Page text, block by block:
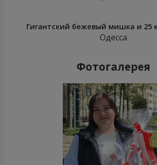
Гигантский бежевый мишка и 25
Одесса
Фотогалерея